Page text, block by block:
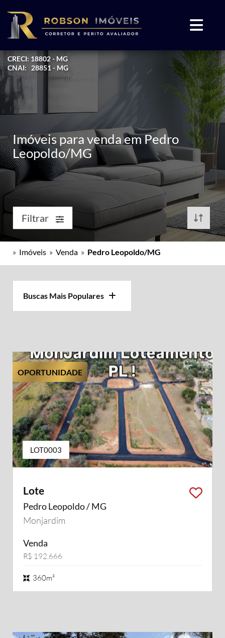
CRECI: 18802 - MG
CNAI: 28851 - MG
Imóveis para venda em Pedro
Leopoldo/MG
Filtrar
» Imóveis » Venda » Pedro Leopoldo/MG
Buscas Mais Populares
OPORTUNIDADE
LOT0003
Lote
Pedro Leopoldo / MG
Monjardim
Venda
R$ 192.666
360m²